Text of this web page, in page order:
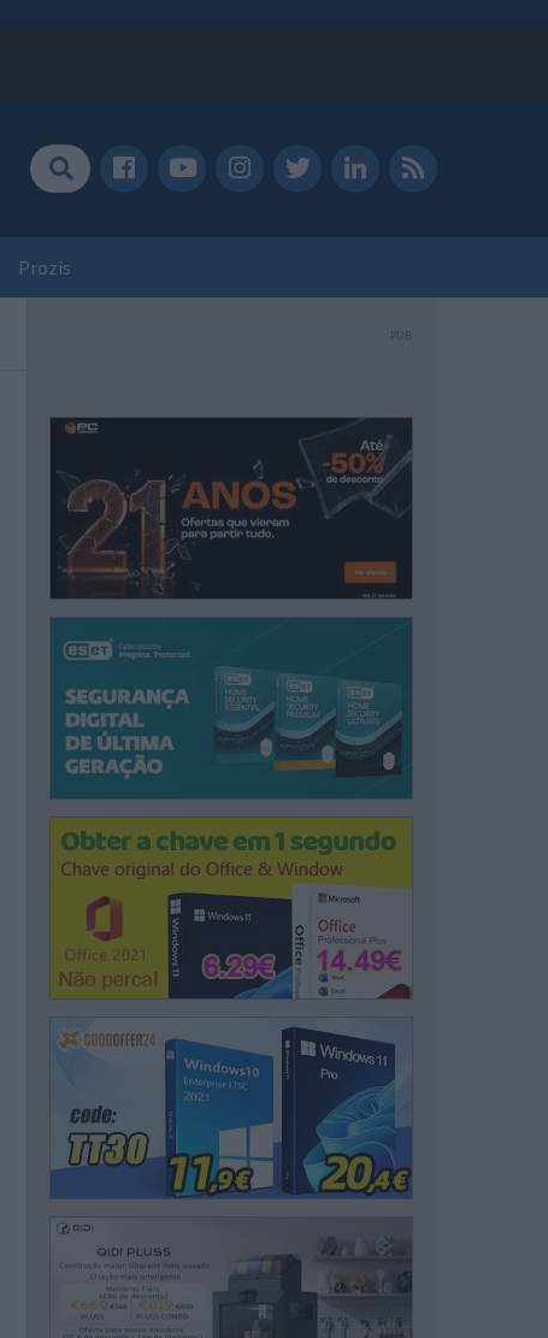
Prozis
PUB